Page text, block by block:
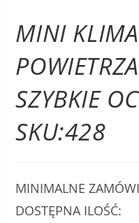
MINI
SZYBKIE
SKU:428
MINIMALNE
DOSTĘPNA